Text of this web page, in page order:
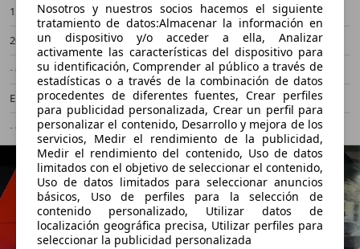
15.200 km
01/2026
200 kW (272 CV)
Ocasión
- (Propietarios)
Automático
Electro/Gasolina
- (l/100 km)
- (g/km)
-/-
Nosotros y nuestros socios hacemos el siguiente
tratamiento de datos:Almacenar la información en
un dispositivo y/o acceder a ella, Analizar
activamente las características del dispositivo para
su identificación, Comprender al público a través de
estadísticas o a través de la combinación de datos
procedentes de diferentes fuentes, Crear perfiles
para publicidad personalizada, Crear un perfil para
personalizar el contenido, Desarrollo y mejora de los
servicios, Medir el rendimiento de la publicidad,
Medir el rendimiento del contenido, Uso de datos
limitados con el objetivo de seleccionar el contenido,
Uso de datos limitados para seleccionar anuncios
básicos, Uso de perfiles para la selección de
contenido personalizado, Utilizar datos de
localización geográfica precisa, Utilizar perfiles para
seleccionar la publicidad personalizada